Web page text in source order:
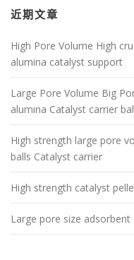
近期文章
High Pore Volume High
alumina catalyst support
Large Pore Volume Big
alumina Catalyst carrier
High strength large pore
balls Catalyst carrier
High strength catalyst
Large pore size